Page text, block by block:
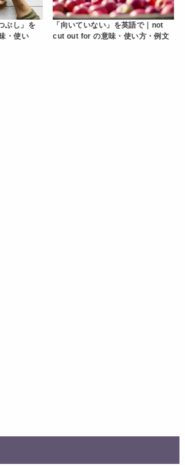
ぶし」を
・使い
「向いていない」を英語で｜not
cut out for の意味・使い方・例文